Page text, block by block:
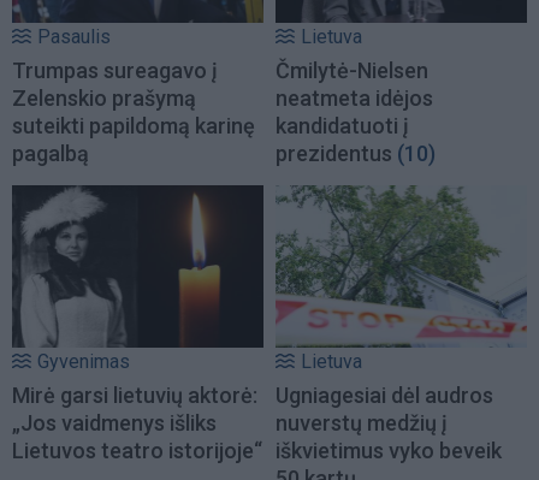
Pasaulis
Trumpas sureagavo į
Zelenskio prašymą
suteikti papildomą karinę
pagalbą
Lietuva
Čmilytė-Nielsen
neatmeta idėjos
kandidatuoti į
prezidentus (10)
Gyvenimas
Mirė garsi lietuvių aktorė:
„Jos vaidmenys išliks
Lietuvos teatro istorijoje“
Lietuva
Ugniagesiai dėl audros
nuverstų medžių į
iškvietimus vyko beveik